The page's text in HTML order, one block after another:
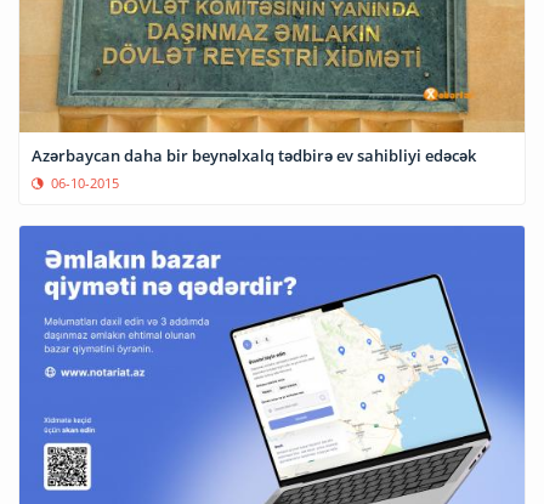
Azərbaycan daha bir beynəlxalq tədbirə ev sahibliyi edəcək
06-10-2015